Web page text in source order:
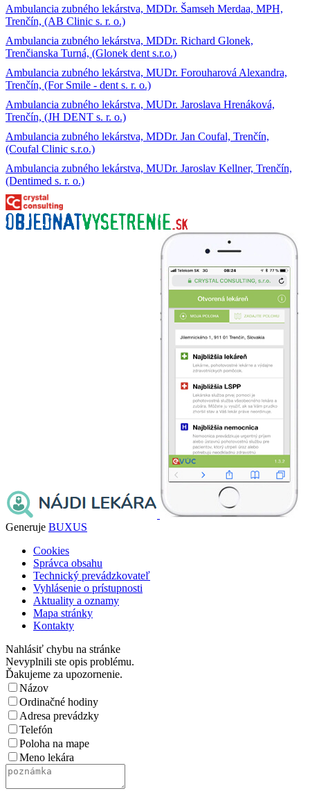
Ambulancia zubného lekárstva, MDDr. Šamseh Merdaa, MPH,
Trenčín, (AB Clinic s. r. o.)
Ambulancia zubného lekárstva, MDDr. Richard Glonek,
Trenčianska Turná, (Glonek dent s.r.o.)
Ambulancia zubného lekárstva, MUDr. Forouharová Alexandra,
Trenčín, (For Smile - dent s. r. o.)
Ambulancia zubného lekárstva, MUDr. Jaroslava Hrenáková,
Trenčín, (JH DENT s. r. o.)
Ambulancia zubného lekárstva, MDDr. Jan Coufal, Trenčín,
(Coufal Clinic s.r.o.)
Ambulancia zubného lekárstva, MUDr. Jaroslav Kellner, Trenčín,
(Dentimed s. r. o.)
Generuje BUXUS
Cookies
Správca obsahu
Technický prevádzkovateľ
Vyhlásenie o prístupnosti
Aktuality a oznamy
Mapa stránky
Kontakty
Nahlásiť chybu na stránke
Nevyplnili ste opis problému.
Ďakujeme za upozornenie.
Názov
Ordinačné hodiny
Adresa prevádzky
Telefón
Poloha na mape
Meno lekára